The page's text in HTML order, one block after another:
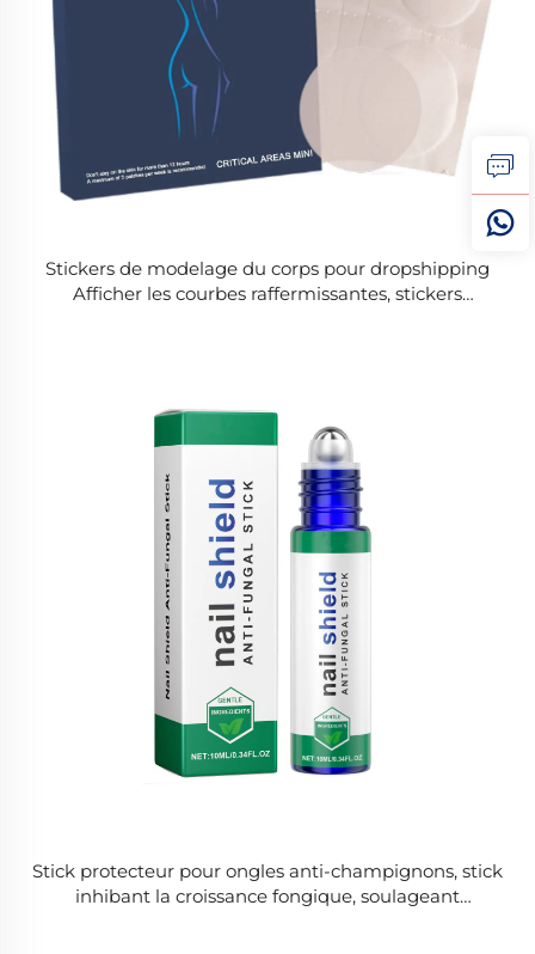
Stickers de modelage du corps pour dropshipping
Afficher les courbes raffermissantes, stickers
Stick protecteur pour ongles anti-champignons, stick
inhibant la croissance fongique, soulageant